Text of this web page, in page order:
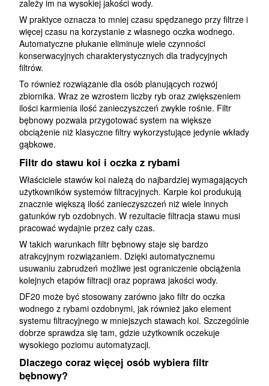
zależy im na wysokiej jakości wody.
W praktyce oznacza to mniej czasu spędzanego przy filtrze i
więcej czasu na korzystanie z własnego oczka wodnego.
Automatyczne płukanie eliminuje wiele czynności
konserwacyjnych charakterystycznych dla tradycyjnych
filtrów.
To również rozwiązanie dla osób planujących rozwój
zbiornika. Wraz ze wzrostem liczby ryb oraz zwiększeniem
ilości karmienia ilość zanieczyszczeń zwykle rośnie. Filtr
bębnowy pozwala przygotować system na większe
obciążenie niż klasyczne filtry wykorzystujące jedynie wkłady
gąbkowe.
Filtr do stawu koi i oczka z rybami
Właściciele stawów koi należą do najbardziej wymagających
użytkowników systemów filtracyjnych. Karpie koi produkują
znacznie większą ilość zanieczyszczeń niż wiele innych
gatunków ryb ozdobnych. W rezultacie filtracja stawu musi
pracować wydajnie przez cały czas.
W takich warunkach filtr bębnowy staje się bardzo
atrakcyjnym rozwiązaniem. Dzięki automatycznemu
usuwaniu zabrudzeń możliwe jest ograniczenie obciążenia
kolejnych etapów filtracji oraz poprawa jakości wody.
DF20 może być stosowany zarówno jako filtr do oczka
wodnego z rybami ozdobnymi, jak również jako element
systemu filtracyjnego w mniejszych stawach koi. Szczególnie
dobrze sprawdza się tam, gdzie użytkownik oczekuje
wysokiego poziomu automatyzacji.
Dlaczego coraz więcej osób wybiera filtr
bębnowy?